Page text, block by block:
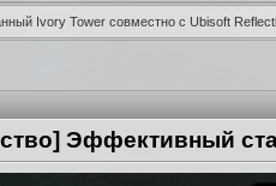
Ivory Tower совместно с Ubisoft
Эффективный